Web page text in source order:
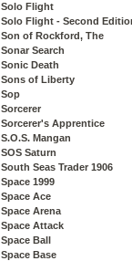
Solo Flight
Solo Flight - Second
Son of Rockford, The
Sonar Search
Sonic Death
Sons of Liberty
Sop
Sorcerer
Sorcerer's Apprentice
S.O.S. Mangan
SOS Saturn
South Seas Trader 1906
Space 1999
Space Ace
Space Arena
Space Attack
Space Ball
Space Base